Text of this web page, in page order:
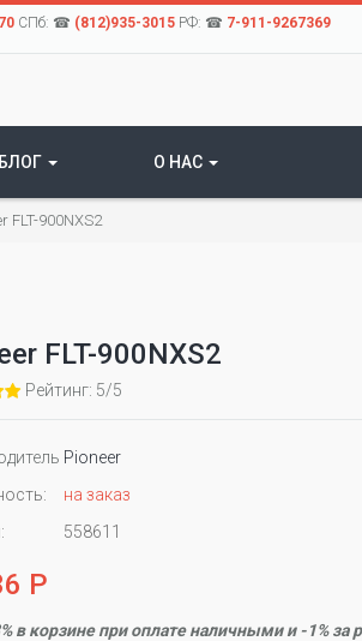
СПб: ☎ (812)935-3015РФ: ☎ 7-911-9267369
БЛОГ О НАС
FLT-900NXS2
FLT-900NXS2
Рейтинг: 5/5
Pioneer
на заказ
558611
Р
в корзине при оплате наличными и -1% за